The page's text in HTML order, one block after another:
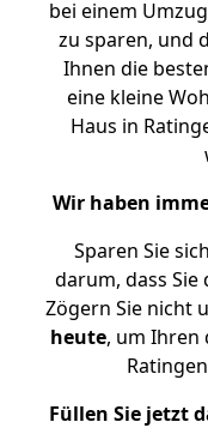
bei einem
zu sparen, und
Ihnen die
eine kleine
Haus in
Wir haben
Sparen Sie
darum, dass
Zögern Sie nicht
heute, um Ihren
Füllen Sie jetzt